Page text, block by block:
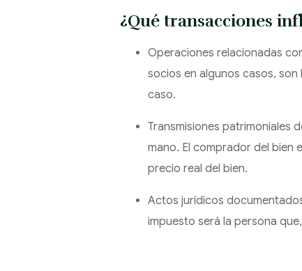
¿Qué transacciones
Operaciones relacionadas
socios en algunos casos,
caso.
Transmisiones patrimoniales
mano. El comprador del bien
precio real del bien.
Actos jurídicos
impuesto será la persona